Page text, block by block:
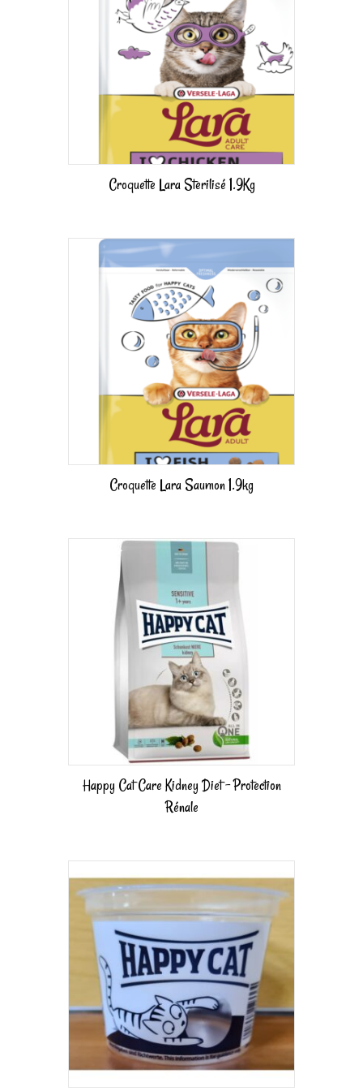
Croquette Lara Sterilisé 1.9Kg
Croquette Lara Saumon 1.9kg
Happy Cat Care Kidney Diet – Protection
Rénale